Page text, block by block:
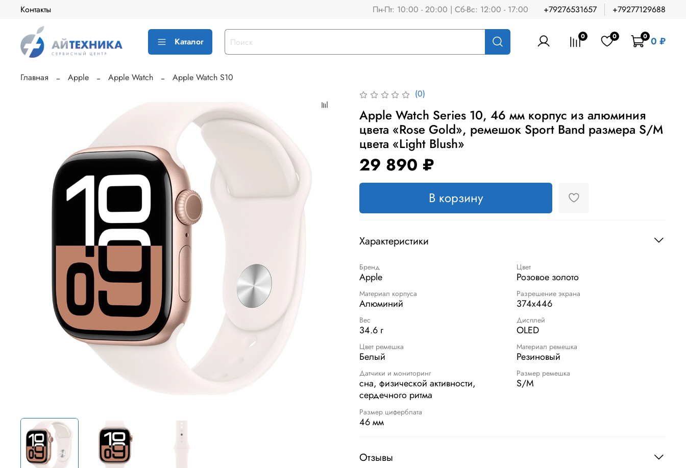
Контакты Пн-Пт: 10:00 - 20:00 | Сб-Вс: 12:00 - 17:00 +79276531657 +79277129688
Каталог 0 0 0 0 ₽
Главная Apple Apple Watch
Apple Watch S10
(0)
Apple Watch Series 10, 46 мм корпус из алюминия
цвета «Rose Gold», ремешок Sport Band размера S/M
цвета «Light Blush»
29 890 ₽
В корзину
Характеристики
Бренд
Apple
Цвет
Розовое золото
Материал корпуса
Алюминий
Разрешение экрана
374x446
Вес
34.6 г
Дисплей
OLED
Цвет ремешка
Белый
Материал ремешка
Резиновый
Датчики и мониторинг
сна, физической активности,
сердечного ритма
Размер ремешка
S/M
Размер циферблата
46 мм
Отзывы